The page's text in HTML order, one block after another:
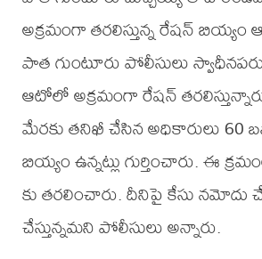
అక్రమంగా తరలిస్తున్న రేషన్
పాత గుంటూరు పోలీసులు
ఆటోలో అక్రమంగా రేషన్
మేరకు తనిఖీ చేసిన అధికారులు 60
బియ్యం ఉన్నట్లు గుర్తించారు. ఈ
కు తరలించారు. దీనిపై కేసు నమోదు
చేస్తున్నమని పోలీసులు అన్నారు.